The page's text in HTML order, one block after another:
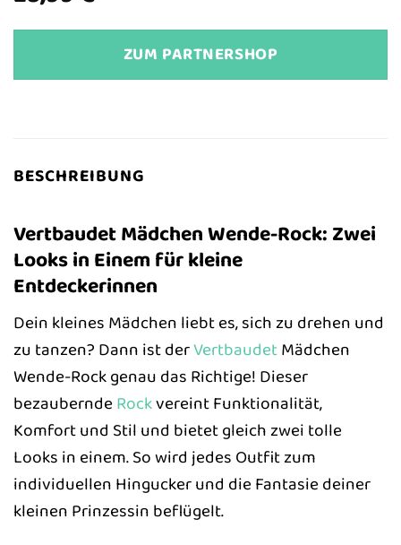
ZUM PARTNERSHOP
BESCHREIBUNG
Vertbaudet Mädchen Wende-Rock: Zwei
Looks in Einem für kleine
Entdeckerinnen
Dein kleines Mädchen liebt es, sich zu drehen und
zu tanzen? Dann ist derVertbaudetMädchen
Wende-Rock genau das Richtige! Dieser
bezauberndeRockvereint Funktionalität,
Komfort und Stil und bietet gleich zwei tolle
Looks in einem. So wird jedes Outfit zum
individuellen Hingucker und die Fantasie deiner
kleinen Prinzessin beflügelt.